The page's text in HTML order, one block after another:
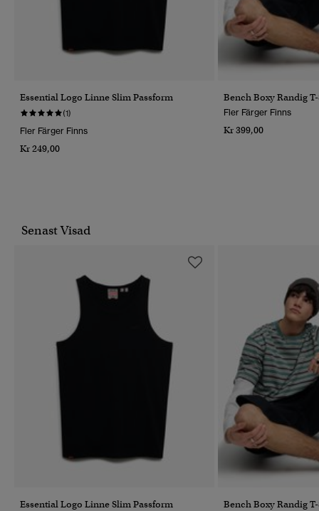
Essential Logo Linne Slim Passform
(1)
Fler Färger Finns
Kr 249,00
Bench Boxy Randig
Fler Färger Finns
Kr 399,00
Senast Visad
Essential Logo Linne Slim Passform Bench Boxy Randig